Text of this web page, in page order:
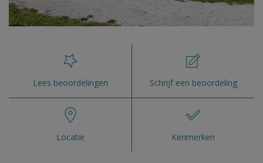
Lees beoordelingen Schrijf een beoordeling
Locatie Kenmerken